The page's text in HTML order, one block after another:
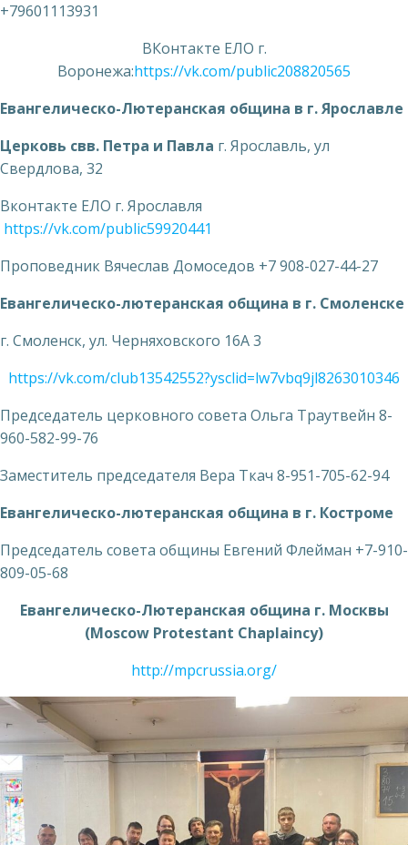
+79601113931
ВКонтакте ЕЛО г.
Воронежа:https://vk.com/public208820565
Евангелическо-Лютеранская община в г. Ярославле
Церковь свв. Петра и Павла г. Ярославль, ул
Свердлова, 32
Вконтакте ЕЛО г. Ярославля
https://vk.com/public59920441
Проповедник Вячеслав Домоседов +7 908-027-44-27
Евангелическо-лютеранская община в г. Смоленске
г. Смоленск, ул. Черняховского 16А 3
https://vk.com/club13542552?ysclid=lw7vbq9jl8263010346
Председатель церковного совета Ольга Траутвейн 8-
960-582-99-76
Заместитель председателя Вера Ткач 8-951-705-62-94
Евангелическо-лютеранская община в г. Костроме
Председатель совета общины Евгений Флейман +7-910-
809-05-68
Евангелическо-Лютеранская община г. Москвы
(Moscow Protestant Chaplaincy)
http://mpcrussia.org/